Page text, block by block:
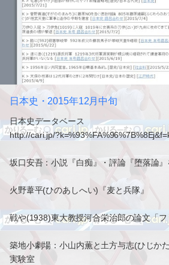
日本史・2015年12月中旬
日本史データベース
http://cari.jp/
坂口安吾：小説『白痴』・評論『堕落論
火野葦平(ひのあしへい)『麦と兵隊』
戦や(1938)東大教授河合栄治郎の論文「
築地小劇場：小山内薫と土方与志(ひじか
実験室